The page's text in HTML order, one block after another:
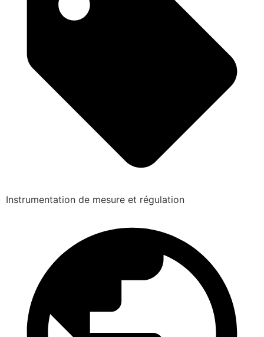
Instrumentation de mesure et régulation